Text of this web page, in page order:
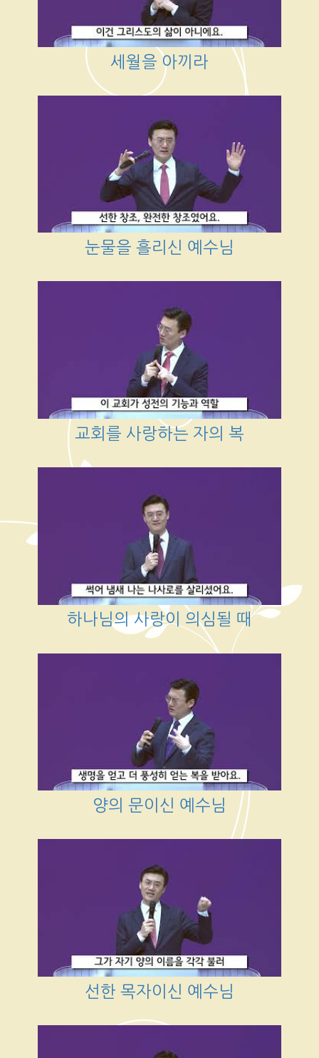
세월을 아끼라
눈물을 흘리신 예수님
교회를 사랑하는 자의 복
하나님의 사랑이 의심될 때
양의 문이신 예수님
선한 목자이신 예수님